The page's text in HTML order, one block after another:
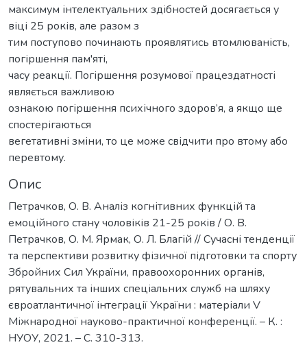
максимум інтелектуальних здібностей досягається у
віці 25 років, але разом з
тим поступово починають проявлятись втомлюваність,
погіршення пам'яті,
часу реакції. Погіршення розумової працездатності
являється важливою
ознакою погіршення психічного здоров’я, а якщо ще
спостерігаються
вегетативні зміни, то це може свідчити про втому або
перевтому.
Опис
Петрачков, О. В. Аналіз когнітивних функцій та
емоційного стану чоловіків 21-25 років / О. В.
Петрачков, О. М. Ярмак, О. Л. Благій // Сучасні тенденції
та перспективи розвитку фізичної підготовки та спорту
Збройних Сил України, правоохоронних органів,
рятувальних та інших спеціальних служб на шляху
євроатлантичної інтеграції України : матеріали V
Міжнародної науково-практичної конференції. – К. :
НУОУ, 2021. – С. 310-313.